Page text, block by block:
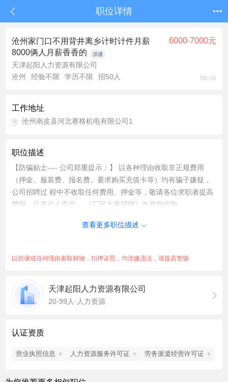
职位详情
沧州家门口不用背井离乡计时计件月薪
8000俩人月薪香香的
6000-7000元
天津起阳人力资源有限公司
沧州
经验不限 学历不限 招50人 08-06
工作地址
沧州南皮县河北赛格机电有限公司1
职位描述
【防骗贴士---- 公司郑重提示：】 以各种理由收取非正规费用
（押金、服装费、报名费、要求购买充值卡等）均有骗子嫌疑，
公司招聘过 程中不收取任何费用、押金等，敬请各位求职者提高
警惕、注意个人安全。 《厂区大量招聘》欢迎您的加
在这个若大的城市找工作，非常辛苦！不要迷茫千挑万选啦！！
环境：坐岗占80%，少有站岗，车间恒温，无噪音，无污染。
4、工作内容：组装电子产品。
查看更多职位描述
以担保或任何理由索取财物，扣押证照，均涉嫌违法，请提高警惕
天津起阳人力资源有限公司
20-99人·人力资源
认证资质
营业执照信息 人力资源服务许可证 劳务派遣经营许可证